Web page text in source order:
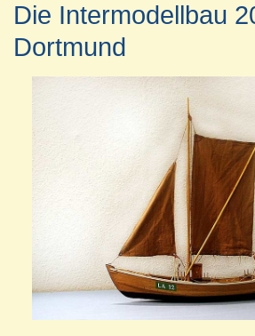
Die Intermodellbau
Dortmund